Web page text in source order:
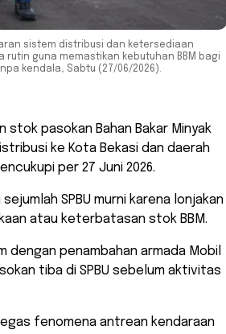
sistem distribusi dan ketersediaan
guna memastikan kebutuhan BBM bagi
kendala, Sabtu (27/06/2026).
stok pasokan Bahan Bakar Minyak
ke Kota Bekasi dan daerah
per 27 Juni 2026.
SPBU murni karena lonjakan
atau keterbatasan stok BBM.
dengan penambahan armada Mobil
tiba di SPBU sebelum aktivitas
fenomena antrean kendaraan